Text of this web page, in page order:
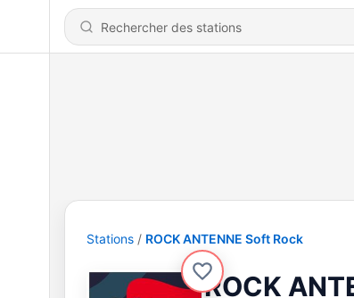
Stations ROCK ANTENNE Soft Rock
ROCK